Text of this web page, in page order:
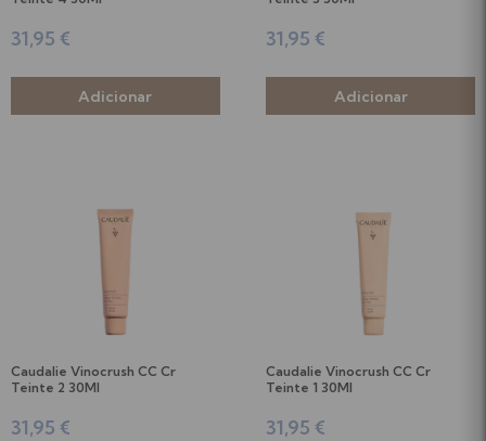
31,95 € 31,95 €
Caudalie Vinocrush CC Cr
Teinte 2 30Ml
31,95 €
Caudalie Vinocrush CC Cr
Teinte 1 30Ml
31,95 €